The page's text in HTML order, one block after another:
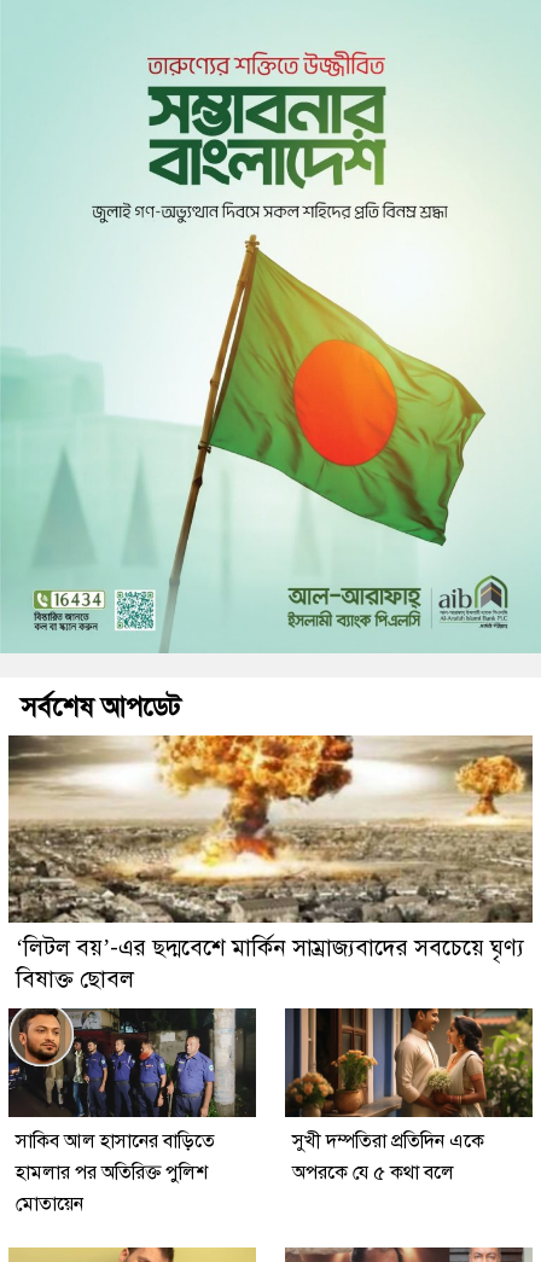
সর্বশেষ আপডেট
‘লিটল বয়’-এর ছদ্মবেশে মার্কিন সাম্রাজ্যবাদের সবচেয়ে ঘৃণ্য
বিষাক্ত ছোবল
সাকিব আল হাসানের বাড়িতে
হামলার পর অতিরিক্ত পুলিশ
মোতায়েন
সুখী দম্পতিরা প্রতিদিন একে
অপরকে যে ৫ কথা বলে